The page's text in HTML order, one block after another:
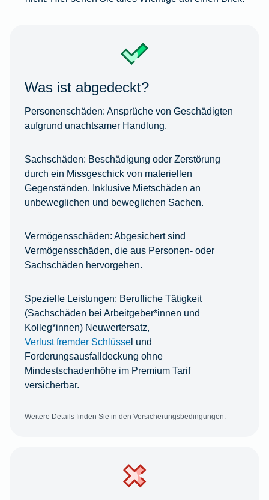
Was ist abgedeckt?
Personenschäden: Ansprüche von Geschädigten
aufgrund unachtsamer Handlung.
Sachschäden: Beschädigung oder Zerstörung
durch ein Missgeschick von materiellen
Gegenständen. Inklusive Mietschäden an
unbeweglichen und beweglichen Sachen.
Vermögensschäden: Abgesichert sind
Vermögensschäden, die aus Personen- oder
Sachschäden hervorgehen.
Spezielle Leistungen: Berufliche Tätigkeit
(Sachschäden bei Arbeitgeber*innen und
Kolleg*innen) Neuwertersatz,
Verlust fremder Schlüssel und
Forderungsausfalldeckung ohne
Mindestschadenhöhe im Premium Tarif
versicherbar.
Weitere Details finden Sie in den Versicherungsbedingungen.